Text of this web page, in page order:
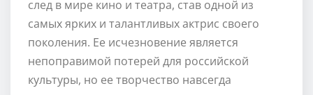
след в мире кино и театра, став одной из
самых ярких и талантливых актрис своего
поколения. Ее исчезновение является
непоправимой потерей для российской
культуры, но ее творчество навсегда